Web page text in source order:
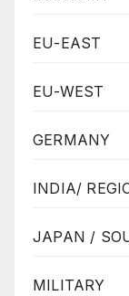
EU-EAST
EU-WEST
GERMANY
INDIA/
JAPAN /
MILITARY